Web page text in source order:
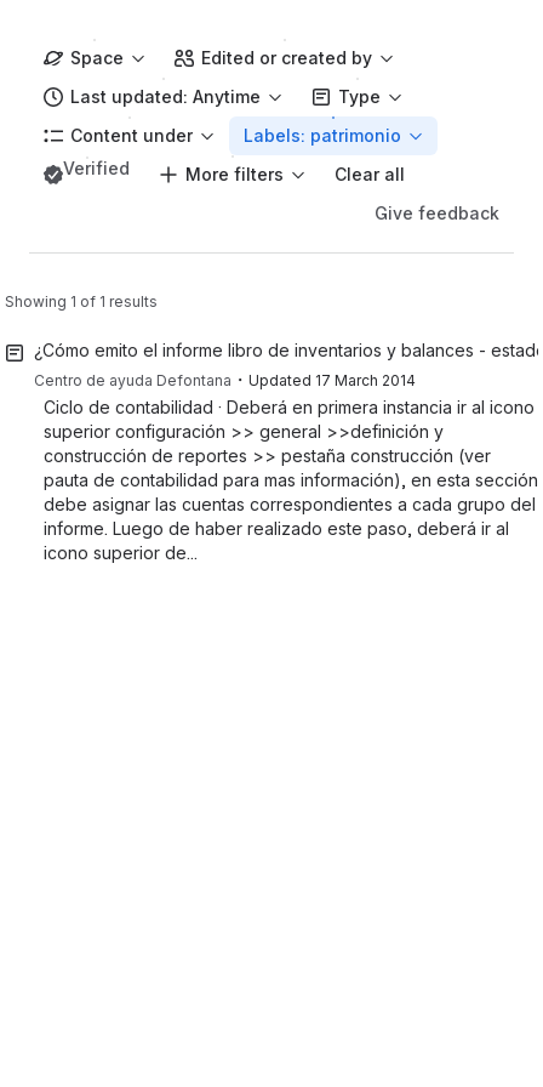
Space
Edited or created by
Last updated: Anytime
Type
Content under
Labels: patrimonio
Verified
More filters
Clear all
Give feedback
Showing 1 of 1 results
¿Cómo emito el informe libro de inventarios y balances -
Centro de ayuda Defontana ・ Updated 17 March 2014
Ciclo de contabilidad · Deberá en primera instancia ir al icono
superior configuración >> general >>definición y
construcción de reportes >> pestaña construcción (ver
pauta de contabilidad para mas información), en esta sección
debe asignar las cuentas correspondientes a cada grupo del
informe. Luego de haber realizado este paso, deberá ir al
icono superior de...